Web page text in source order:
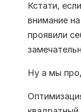
Кстати,
внимание
проявили
Ну а мы